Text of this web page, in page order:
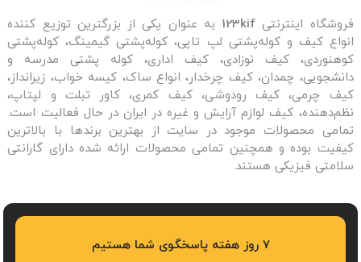
فروشگاه اینترنتی 123kif به عنوان یکی از بزرگترین توزیع کننده
انواع کیف و کوله‌پشتی لپ تاپی، کوله‌پشتی گیمینگ، کوله‌پشتی
کوهنوردی، کیف نوزادی، کیف اداری، کوله پشتی مدرسه و
دانشجویی، چمدان، کیف چرخدار، انواع ساک، کیسه خواب، زیرانداز،
کیف چرمی، کیف رودوشی، کیف کمری، کاور تبلت و لپتاپ،
نظم‌دهنده، کیف لوازم آرایش و غیره در ایران در حال فعالیت است.
تمامی محصولات موجود در سایت از بهترین برندها با بالاترین
کیفیت بوده و همچنین تمامی محصولات ارائه شده دارای گارانتی
سلامتی فیزیکی هستند.
7 روز هفته پاسخگوی شما هستیم